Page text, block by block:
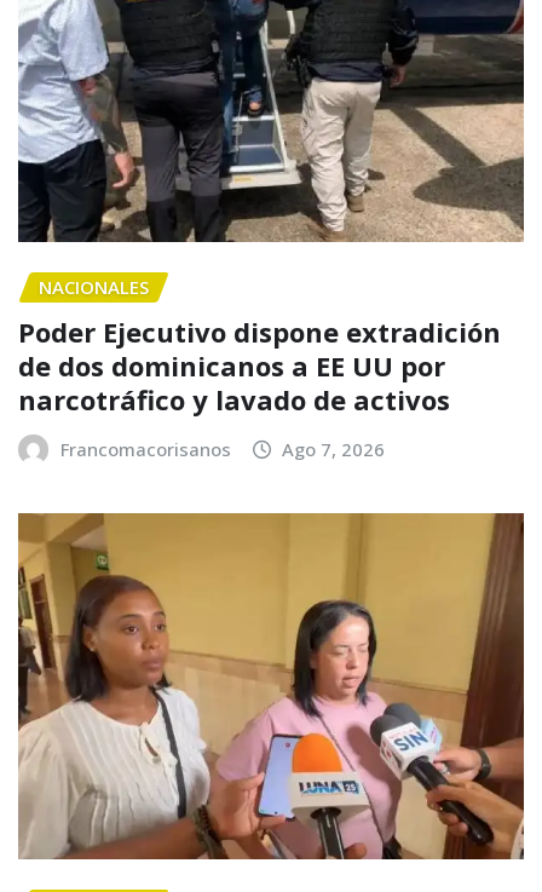
NACIONALES
Poder Ejecutivo dispone extradición
de dos dominicanos a EE UU por
narcotráfico y lavado de activos
Francomacorisanos Ago 7, 2026